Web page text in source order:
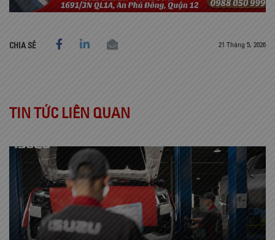
CHIA SẺ 21 Tháng 5, 2026
TIN TỨC LIÊN QUAN